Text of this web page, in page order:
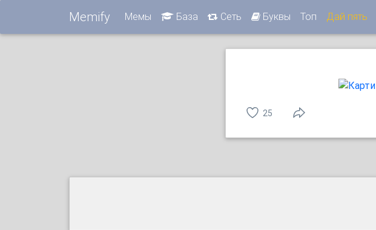
Memify Мемы База Сеть Буквы Топ Дай пять
25